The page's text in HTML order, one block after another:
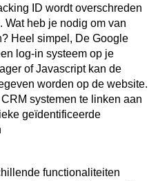
ID wordt overschreden
Heel simpel, De Google
log-in systeem op je
of Javascript kan de
worden op de website.
systemen te linken aan
geïdentificeerde
functionaliteiten